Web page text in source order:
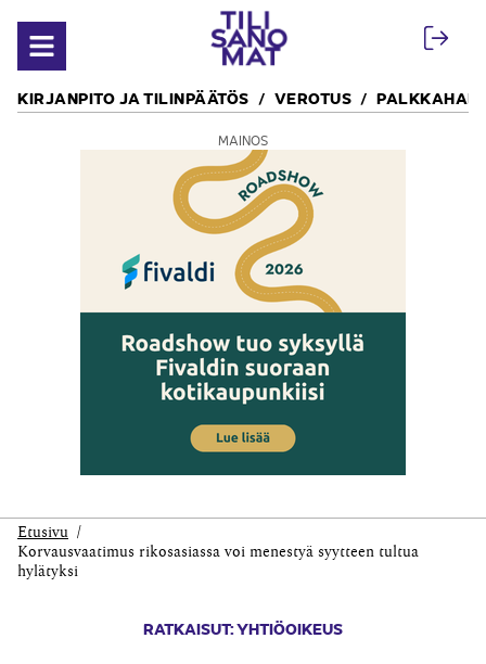
Avaa valikko
KIRJANPITO JA TILINPÄÄTÖS VEROTUS
MAINOS
Etusivu
Korvausvaatimus rikosasiassa voi menestyä syytteen tultua
hylätyksi
RATKAISUT: YHTIÖOIKEUS